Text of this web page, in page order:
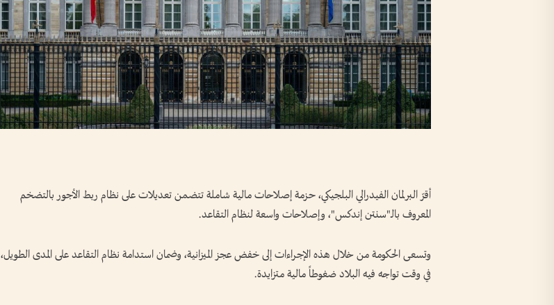
أقرّ البرلمان الفيدرالي البلجيكي، حزمة إصلاحات مالية شاملة تتضمن تعديلات على نظام ربط الأجور بالتضخم
المعروف بالـ"سنتن إندكس"، وإصلاحات واسعة لنظام التقاعد.
وتسعى الحكومة من خلال هذه الإجراءات إلى خفض عجز الميزانية، وضمان استدامة نظام التقاعد على المدى الطويل،
في وقت تواجه فيه البلاد ضغوطاً مالية متزايدة.